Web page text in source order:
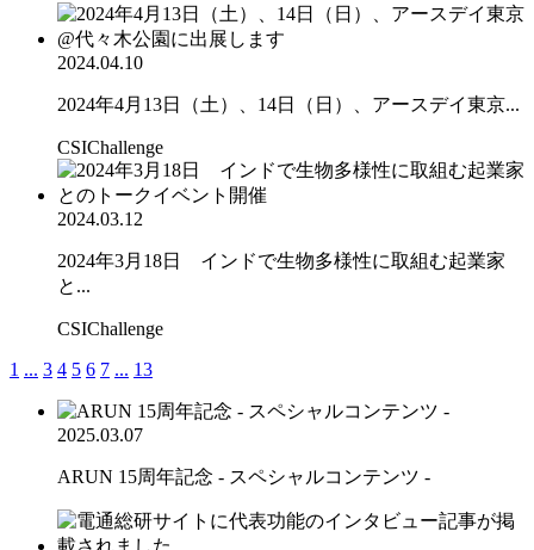
2024.04.10
2024年4月13日（土）、14日（日）、アースデイ東京...
CSIChallenge
2024.03.12
2024年3月18日 インドで生物多様性に取組む起業家
と...
CSIChallenge
1 ... 3 4 5 6 7 ... 13
2025.03.07
ARUN 15周年記念 - スペシャルコンテンツ -